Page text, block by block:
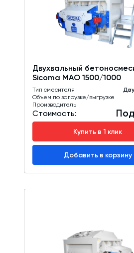
Оборудование
Дробильно-
Двухвальный
Sicoma MAO 1500/1000
Тип смесителя
Объем по загрузке/выгрузке
Производитель
Стоимость:
Купить в 1 клик
Добавить в корзину